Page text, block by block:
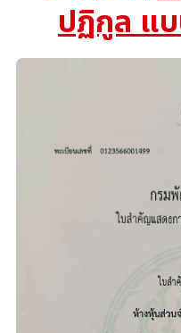
ปฏิกูล แ